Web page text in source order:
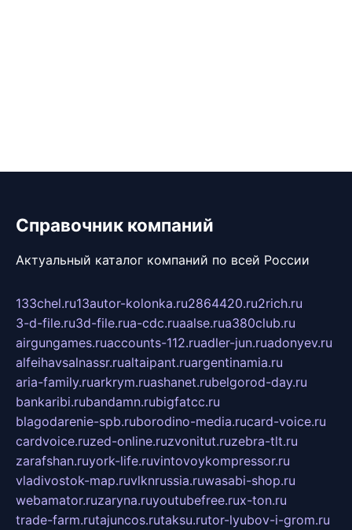
Справочник компаний
Актуальный каталог компаний по всей России
133chel.ru13autor-kolonka.ru2864420.ru2rich.ru
3-d-file.ru3d-file.rua-cdc.ruaalse.rua380club.ru
airgungames.ruaccounts-112.ruadler-jun.ruadonyev.ru
alfeihavsalnassr.rualtaipant.ruargentinamia.ru
aria-family.ruarkrym.ruashanet.rubelgorod-day.ru
bankaribi.rubandamn.rubigfatcc.ru
blagodarenie-spb.ruborodino-media.rucard-voice.ru
cardvoice.ruzed-online.ruzvonitut.ruzebra-tlt.ru
zarafshan.ruyork-life.ruvintovoykompressor.ru
vladivostok-map.ruvlknrussia.ruwasabi-shop.ru
webamator.ruzaryna.ruyoutubefree.rux-ton.ru
trade-farm.rutajuncos.rutaksu.rutor-lyubov-i-grom.ru